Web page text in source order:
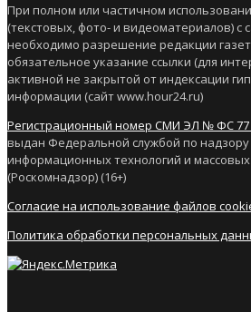
При полном или частичном
(текстовых, фото- и видеоматериалов) с
необходимо разрешение редакции
обязательное указание ссылки (для
активной не закрытой от индексации
информации (сайт www.hour24.ru)
Регистрационный номер СМИ ЭЛ № ФС 77
выдан Федеральной службой по надзору
информационных технологий и
(Роскомнадзор) (16+)
Согласие на использование файлов
Политика обработки персональных